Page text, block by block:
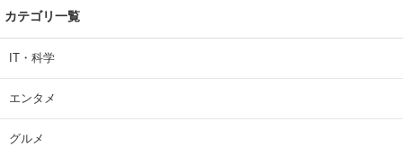
カテゴリ一覧
IT・科学
エンタメ
グルメ